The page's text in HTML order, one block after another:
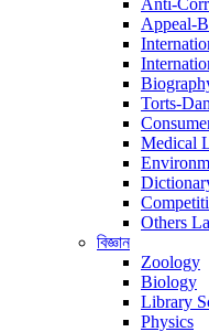
Appeal-
Torts-
Medical
Others
বিজ্ঞান
Zoology
Biology
Library
Physics